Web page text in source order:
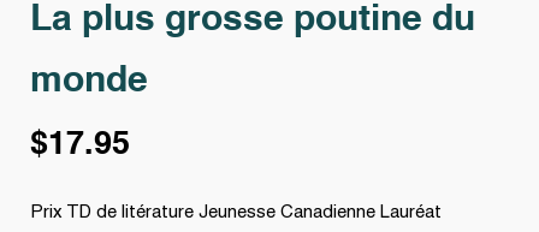
La plus grosse poutine du
monde
$17.95
Prix TD de litérature Jeunesse Canadienne Lauréat